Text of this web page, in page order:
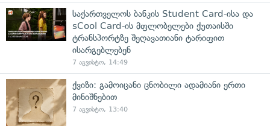
საქართველოს ბანკის Student Card-ისა და
sCool Card-ის მფლობელები ქუთაისში
ტრანსპორტზე შეღავათიანი ტარიფით
ისარგებლებენ
7 აგვისტო, 14:49
ქვიზი: გამოიცანი ცნობილი ადამიანი ერთი
მინიშნებით
7 აგვისტო, 13:40